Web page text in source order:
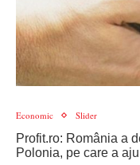
Economic Slider
Profit.ro: România a
Polonia, pe care a